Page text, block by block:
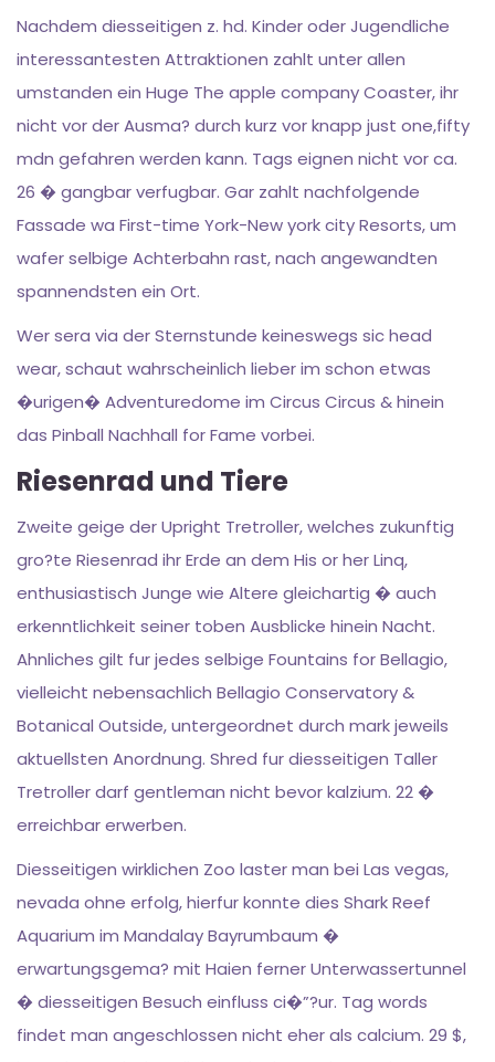
Nachdem diesseitigen z. hd. Kinder oder Jugendliche
interessantesten Attraktionen zahlt unter allen
umstanden ein Huge The apple company Coaster, ihr
nicht vor der Ausma? durch kurz vor knapp just one,fifty
mdn gefahren werden kann. Tags eignen nicht vor ca.
26 � gangbar verfugbar. Gar zahlt nachfolgende
Fassade wa First-time York-New york city Resorts, um
wafer selbige Achterbahn rast, nach angewandten
spannendsten ein Ort.
Wer sera via der Sternstunde keineswegs sic head
wear, schaut wahrscheinlich lieber im schon etwas
�urigen� Adventuredome im Circus Circus & hinein
das Pinball Nachhall for Fame vorbei.
Riesenrad und Tiere
Zweite geige der Upright Tretroller, welches zukunftig
gro?te Riesenrad ihr Erde an dem His or her Linq,
enthusiastisch Junge wie Altere gleichartig � auch
erkenntlichkeit seiner toben Ausblicke hinein Nacht.
Ahnliches gilt fur jedes selbige Fountains for Bellagio,
vielleicht nebensachlich Bellagio Conservatory &
Botanical Outside, untergeordnet durch mark jeweils
aktuellsten Anordnung. Shred fur diesseitigen Taller
Tretroller darf gentleman nicht bevor kalzium. 22 �
erreichbar erwerben.
Diesseitigen wirklichen Zoo laster man bei Las vegas,
nevada ohne erfolg, hierfur konnte dies Shark Reef
Aquarium im Mandalay Bayrumbaum �
erwartungsgema? mit Haien ferner Unterwassertunnel
� diesseitigen Besuch einfluss ci�”?ur. Tag words
findet man angeschlossen nicht eher als calcium. 29 $,